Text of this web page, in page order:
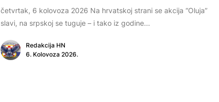
četvrtak, 6 kolovoza 2026 Na hrvatskoj strani se akcija “Oluja”
slavi, na srpskoj se tuguje – i tako iz godine...
Redakcija HN
6. Kolovoza 2026.